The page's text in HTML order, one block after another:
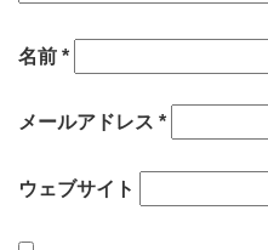
名前 *
メールアドレス *
ウェブサイト